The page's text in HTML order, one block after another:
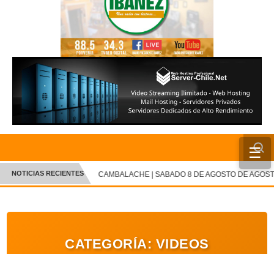
☰
INICIO
CRÓNICA
ENTRETENIMIENTO Y CULTURA
NOTICIAS RECIENTES CAMBALACHE | SABADO 8 DE AGOSTO DE
CATEGORÍA: VIDEOS